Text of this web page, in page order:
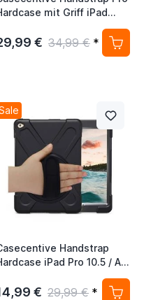
mit Griff iPad
€ 34,99 € *
Handstrap
iPad Pro 10.5 / Air
10.5 (2019) schwarz mit
€ 29,99 € *